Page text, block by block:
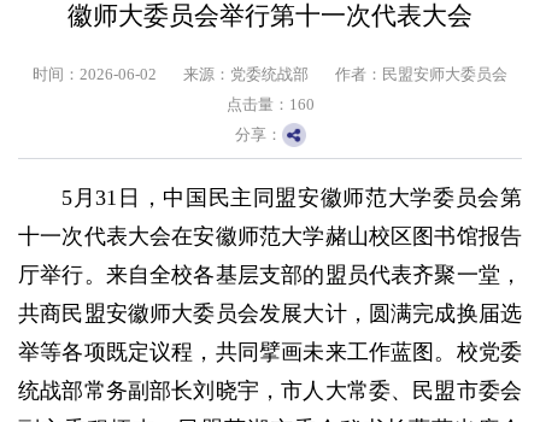
徽师大委员会举行第十一次代表大会
时间：2026-06-02 来源：党委统战部
作者：民盟安师大委员会
点击量： 160
分享：
5月31日，中国民主同盟安徽师范大学委员会第
十一次代表大会在安徽师范大学赭山校区图书馆报告
厅举行。来自全校各基层支部的盟员代表齐聚一堂，
共商民盟安徽师大委员会发展大计，圆满完成换届选
举等各项既定议程，共同擘画未来工作蓝图。校党委
统战部常务副部长刘晓宇，市人大常委、民盟市委会